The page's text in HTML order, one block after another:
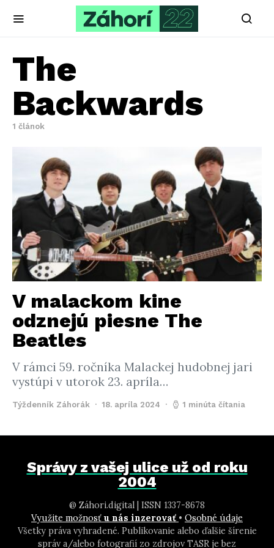
The
Backwards
1 článok
V malackom kine
odznejú piesne The
Beatles
V rámci 59. ročníka Malackej hudobnej jari
vystúpi v utorok 23. apríla…
Týždenník Záhorák 18. apríla 2024 1 minúta čítania
Správy z vašej ulice už od roku
2004
@ Záhori.digital | ISSN 1337-8678
Využite možnosť u nás inzerovať • Osobné údaje
Všetky práva vyhradené. Publikovanie alebo ďalšie šírenie
správ a/alebo fotografií zo zdrojov TASR je bez